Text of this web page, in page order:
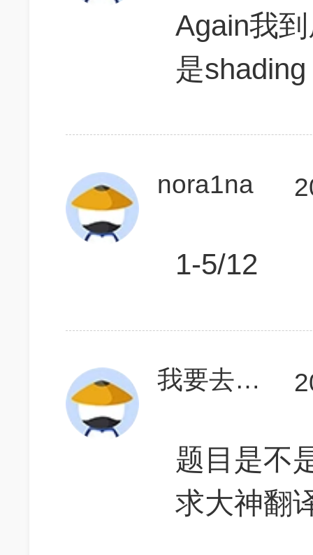
Again我
是shading
nora1na
1-5/12
我要去美国
题目是不
求大神翻